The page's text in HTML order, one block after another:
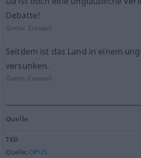
Debatte!
Quelle: Europarl
Seitdem ist das Land in einem
versunken.
Quelle: Europarl
Quelle
TED
Quelle: OPUS